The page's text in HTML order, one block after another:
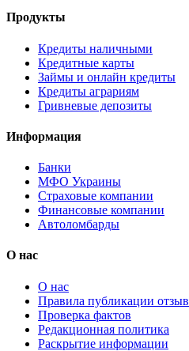
Продукты
Кредиты наличными
Кредитные карты
Займы и онлайн кредиты
Кредиты аграриям
Гривневые депозиты
Информация
Банки
МФО Украины
Страховые компании
Финансовые компании
Автоломбарды
О нас
О нас
Правила публикации
Проверка фактов
Редакционная политика
Раскрытие информации